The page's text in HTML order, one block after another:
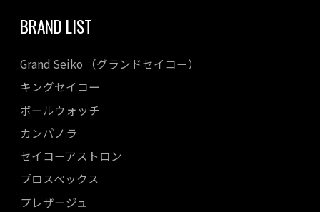
BRAND LIST
Grand Seiko （グランドセイコー）
キングセイコー
ボールウォッチ
カンパノラ
セイコーアストロン
プロスペックス
プレザージュ